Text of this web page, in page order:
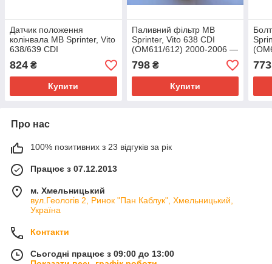
Датчик положення
колінвала MB Sprinter, Vito
638/639 CDI
(OM611/612/646) —
Autotechteile (Німеччина)
— 100 1527
824 ₴
Купити
Паливний фільтр MB
Sprinter, Vito 638 CDI
(OM611/612) 2000-2006 —
Knecht (Австрія) — KL
100/2
798₴
Купити
773
Про нас
100% позитивних з 23 відгуків за рік
Працює з 07.12.2013
м. Хмельницький
вул.Геологів 2, Ринок "Пан Каблук", Хмельницький,
Україна
Контакти
Сьогодні працює з 09:00 до 13:00